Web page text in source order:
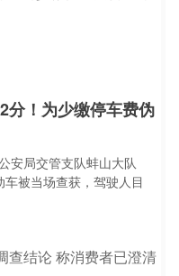
分！为少缴停车费伪
安局交管支队蚌山大队
被当场查获，驾驶人目